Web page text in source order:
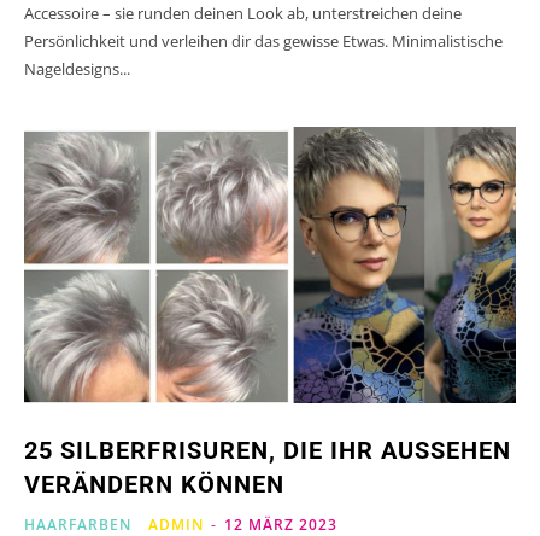
Accessoire – sie runden deinen Look ab, unterstreichen deine
Persönlichkeit und verleihen dir das gewisse Etwas. Minimalistische
Nageldesigns...
25 SILBERFRISUREN, DIE IHR AUSSEHEN
VERÄNDERN KÖNNEN
HAARFARBEN ADMIN - 12 MÄRZ 2023